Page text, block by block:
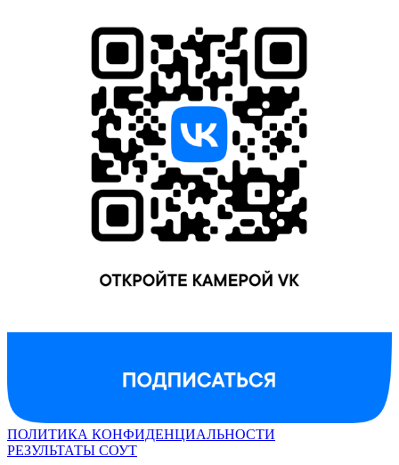
ПОЛИТИКА КОНФИДЕНЦИАЛЬНОСТИ
РЕЗУЛЬТАТЫ СОУТ